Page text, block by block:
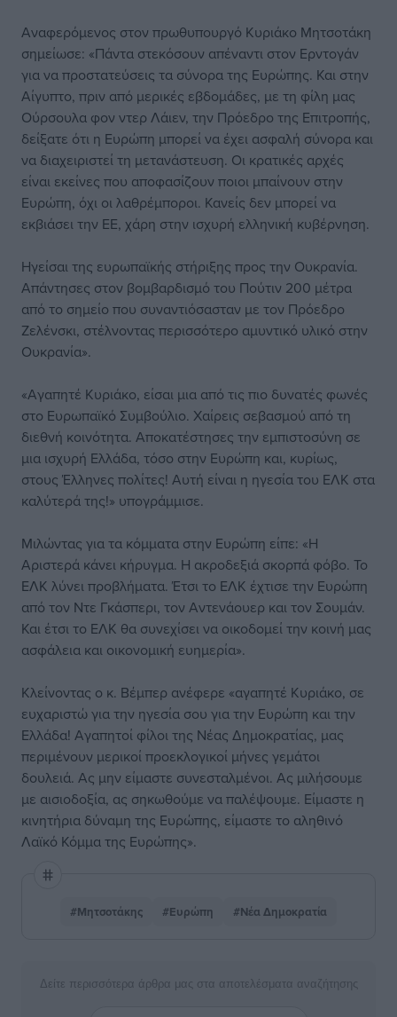
Αναφερόμενος στον πρωθυπουργό Κυριάκο Μητσοτάκη
σημείωσε: «Πάντα στεκόσουν απέναντι στον Ερντογάν
για να προστατεύσεις τα σύνορα της Ευρώπης. Και στην
Αίγυπτο, πριν από μερικές εβδομάδες, με τη φίλη μας
Ούρσουλα φον ντερ Λάιεν, την Πρόεδρο της Επιτροπής,
δείξατε ότι η Ευρώπη μπορεί να έχει ασφαλή σύνορα και
να διαχειριστεί τη μετανάστευση. Οι κρατικές αρχές
είναι εκείνες που αποφασίζουν ποιοι μπαίνουν στην
Ευρώπη, όχι οι λαθρέμποροι. Κανείς δεν μπορεί να
εκβιάσει την ΕΕ, χάρη στην ισχυρή ελληνική κυβέρνηση.
Ηγείσαι της ευρωπαϊκής στήριξης προς την Ουκρανία.
Απάντησες στον βομβαρδισμό του Πούτιν 200 μέτρα
από το σημείο που συναντιόσασταν με τον Πρόεδρο
Ζελένσκι, στέλνοντας περισσότερο αμυντικό υλικό στην
Ουκρανία».
«Αγαπητέ Κυριάκο, είσαι μια από τις πιο δυνατές φωνές
στο Ευρωπαϊκό Συμβούλιο. Χαίρεις σεβασμού από τη
διεθνή κοινότητα. Αποκατέστησες την εμπιστοσύνη σε
μια ισχυρή Ελλάδα, τόσο στην Ευρώπη και, κυρίως,
στους Έλληνες πολίτες! Αυτή είναι η ηγεσία του ΕΛΚ στα
καλύτερά της!» υπογράμμισε.
Μιλώντας για τα κόμματα στην Ευρώπη είπε: «Η
Αριστερά κάνει κήρυγμα. Η ακροδεξιά σκορπά φόβο. Το
ΕΛΚ λύνει προβλήματα. Έτσι το ΕΛΚ έχτισε την Ευρώπη
από τον Ντε Γκάσπερι, τον Αντενάουερ και τον Σουμάν.
Και έτσι το ΕΛΚ θα συνεχίσει να οικοδομεί την κοινή μας
ασφάλεια και οικονομική ευημερία».
Κλείνοντας ο κ. Βέμπερ ανέφερε «αγαπητέ Κυριάκο, σε
ευχαριστώ για την ηγεσία σου για την Ευρώπη και την
Ελλάδα! Αγαπητοί φίλοι της Νέας Δημοκρατίας, μας
περιμένουν μερικοί προεκλογικοί μήνες γεμάτοι
δουλειά. Ας μην είμαστε συνεσταλμένοι. Ας μιλήσουμε
με αισιοδοξία, ας σηκωθούμε να παλέψουμε. Είμαστε η
κινητήρια δύναμη της Ευρώπης, είμαστε το αληθινό
Λαϊκό Κόμμα της Ευρώπης».
#Μητσοτάκης #Ευρώπη #Νέα Δημοκρατία
Δείτε περισσότερα άρθρα μας στα αποτελέσματα αναζήτησης